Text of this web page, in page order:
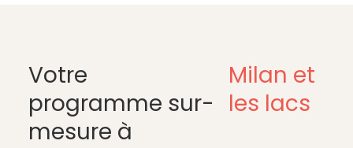
Votre
programme sur-
mesure à
Milan et
les lacs